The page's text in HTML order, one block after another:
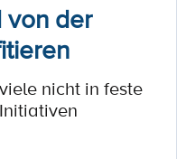
von der
nicht in feste